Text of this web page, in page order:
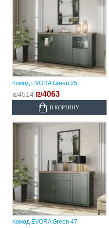
Комод EVORA Green 25
₪4514 ₪4063
В КОРЗИНУ
Комод EVORA Green 47